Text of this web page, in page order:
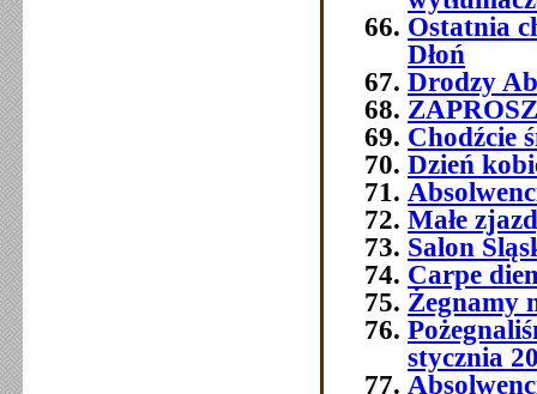
Ostatnia
Dłoń
Drodzy
Chodźcie
Dzień
Małe
Salon
Carpe
Żegnamy
stycznia